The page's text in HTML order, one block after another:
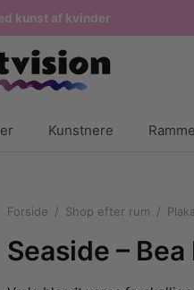
kunst af kvinder
Kunstnere
Forside / Shop efter rum /
Seaside –